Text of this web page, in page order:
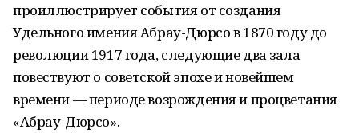
проиллюстрирует события от создания
Удельного имения Абрау-Дюрсо в 1870 году до
революции 1917 года, следующие два зала
повествуют о советской эпохе и новейшем
времени — периоде возрождения и процветания
«Абрау-Дюрсо».